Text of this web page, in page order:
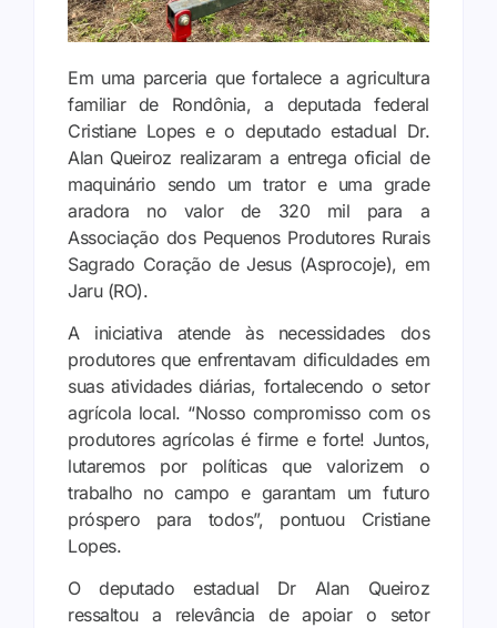
Em uma parceria que fortalece a agricultura
familiar de Rondônia, a deputada federal
Cristiane Lopes e o deputado estadual Dr.
Alan Queiroz realizaram a entrega oficial de
maquinário sendo um trator e uma grade
aradora no valor de 320 mil para a
Associação dos Pequenos Produtores Rurais
Sagrado Coração de Jesus (Asprocoje), em
Jaru (RO).
A iniciativa atende às necessidades dos
produtores que enfrentavam dificuldades em
suas atividades diárias, fortalecendo o setor
agrícola local. “Nosso compromisso com os
produtores agrícolas é firme e forte! Juntos,
lutaremos por políticas que valorizem o
trabalho no campo e garantam um futuro
próspero para todos”, pontuou Cristiane
Lopes.
O deputado estadual Dr Alan Queiroz
ressaltou a relevância de apoiar o setor